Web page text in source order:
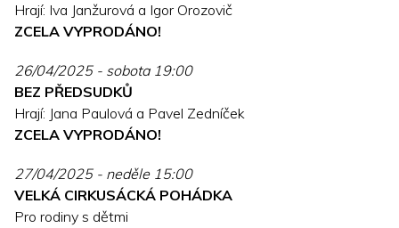
Hrají: Iva Janžurová a Igor Orozovič
ZCELA VYPRODÁNO!
26/04/2025 - sobota 19:00
BEZ PŘEDSUDKŮ
Hrají: Jana Paulová a Pavel Zedníček
ZCELA VYPRODÁNO!
27/04/2025 - neděle 15:00
VELKÁ CIRKUSÁCKÁ POHÁDKA
Pro rodiny s dětmi